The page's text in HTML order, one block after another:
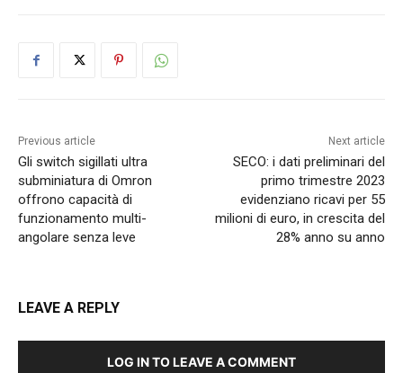
Previous article
Gli switch sigillati ultra
subminiatura di Omron
offrono capacità di
funzionamento multi-
angolare senza leve
Next article
SECO: i dati preliminari del
primo trimestre 2023
evidenziano ricavi per 55
milioni di euro, in crescita del
28% anno su anno
LEAVE A REPLY
LOG IN TO LEAVE A COMMENT